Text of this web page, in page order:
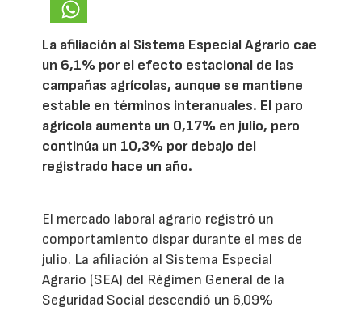
La afiliación al Sistema Especial Agrario cae
un 6,1% por el efecto estacional de las
campañas agrícolas, aunque se mantiene
estable en términos interanuales. El paro
agrícola aumenta un 0,17% en julio, pero
continúa un 10,3% por debajo del
registrado hace un año.
El mercado laboral agrario registró un
comportamiento dispar durante el mes de
julio. La afiliación al Sistema Especial
Agrario (SEA) del Régimen General de la
Seguridad Social descendió un 6,09%